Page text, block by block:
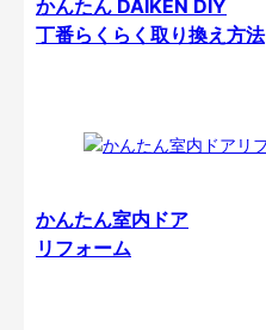
かんたん DAIKEN DIY
丁番らくらく取り換え方法
かんたん室内ドア
リフォーム